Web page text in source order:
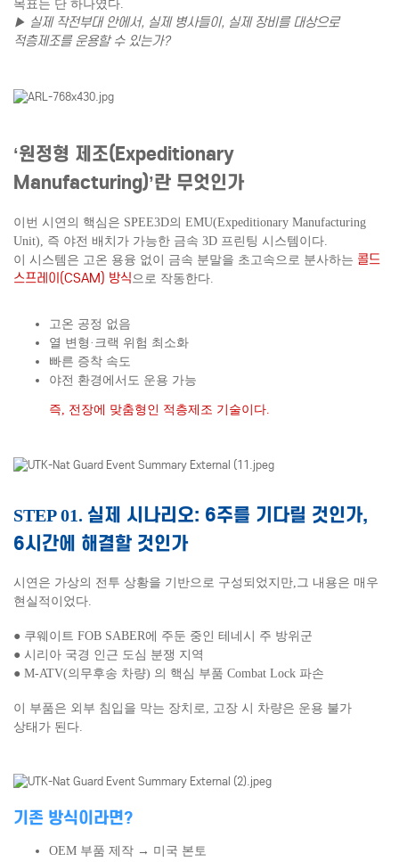
목표는 단 하나였다.
▶ 실제 작전부대 안에서, 실제 병사들이, 실제 장비를 대상으로
적층제조를 운용할 수 있는가?
‘원정형 제조(Expeditionary
Manufacturing)’란 무엇인가
이번 시연의 핵심은 SPEE3D의 EMU(Expeditionary Manufacturing
Unit), 즉 야전 배치가 가능한 금속 3D 프린팅 시스템이다.
이 시스템은 고온 용융 없이 금속 분말을 초고속으로 분사하는 콜드
스프레이(CSAM) 방식 으로 작동한다.
고온 공정 없음
열 변형·크랙 위험 최소화
빠른 증착 속도
야전 환경에서도 운용 가능
즉, 전장에 맞춤형인 적층제조 기술이다.
STEP 01. 실제 시나리오: 6주를 기다릴 것인가,
6시간에 해결할 것인가
시연은 가상의 전투 상황을 기반으로 구성되었지만, 그 내용은 매우
현실적이었다.
● 쿠웨이트 FOB SABER에 주둔 중인 테네시 주 방위군
● 시리아 국경 인근 도심 분쟁 지역
● M-ATV(의무후송 차량) 의 핵심 부품 Combat Lock 파손
이 부품은 외부 침입을 막는 장치로, 고장 시 차량은 운용 불가
상태가 된다.
기존 방식이라면?
OEM 부품 제작 → 미국 본토